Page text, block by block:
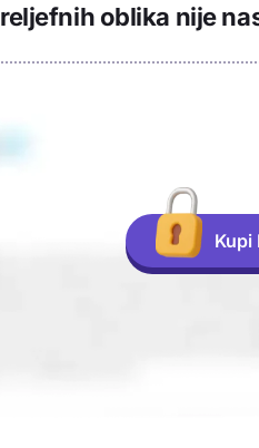
oblika nije
Kupi